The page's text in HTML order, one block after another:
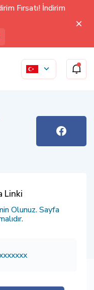
Fırsatı! İndirim
Linki
Olunuz. Sayfa